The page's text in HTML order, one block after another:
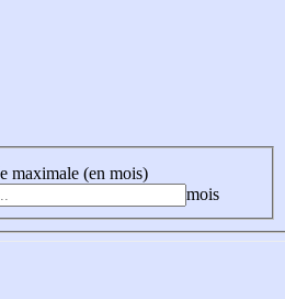
maximale (en mois)
mois